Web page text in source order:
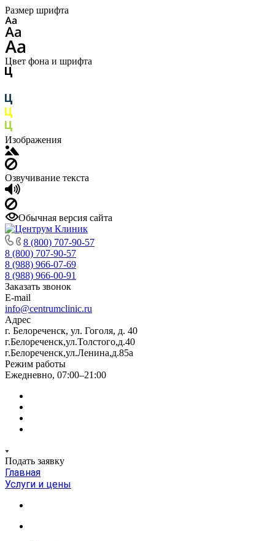
Размер шрифта
Цвет фона и шрифта
Изображения
Озвучивание текста
Обычная версия сайта
8 (800) 707-90-57
8 (800) 707-90-57
8 (988) 966-07-69
8 (988) 966-00-91
Заказать звонок
E-mail
info@centrumclinic.ru
Адрес
г. Белореченск, ул. Гоголя, д. 40
г.Белореченск,ул.Толстого,д.40
г.Белореченск,ул.Ленина,д.85а
Режим работы
Ежедневно, 07:00–21:00
Подать заявку
Главная
Услуги и цены